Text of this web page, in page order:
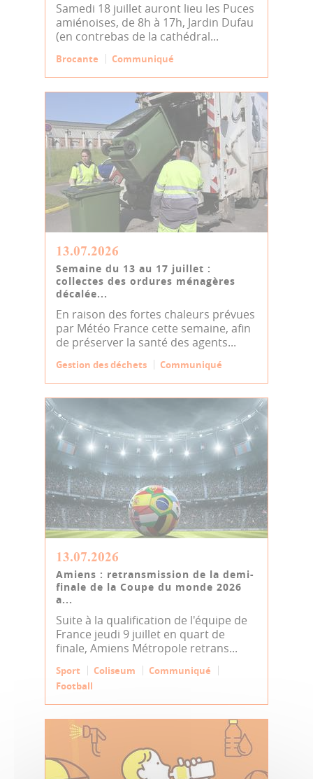
Samedi 18 juillet auront lieu les Puces
amiénoises, de 8h à 17h, Jardin Dufau
(en contrebas de la cathédral...
Brocante Communiqué
13.07.2026
Semaine du 13 au 17 juillet :
collectes des ordures ménagères
décalée...
En raison des fortes chaleurs prévues
par Météo France cette semaine, afin
de préserver la santé des agents...
Gestion des déchets Communiqué
13.07.2026
Amiens : retransmission de la demi-
finale de la Coupe du monde 2026
a...
Suite à la qualification de l'équipe de
France jeudi 9 juillet en quart de
finale, Amiens Métropole retrans...
Sport Coliseum
Communiqué
Football